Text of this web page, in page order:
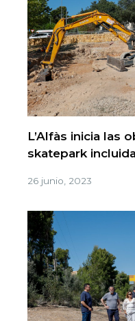
L’Alfàs inicia las
skatepark
26 junio, 2023